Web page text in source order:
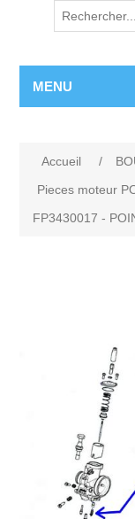
MENU
Accueil /
Pieces moteur
FP3430017 -